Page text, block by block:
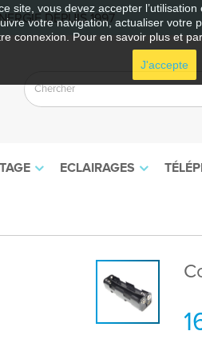
site, vous devez accepter
votre navigation, actualiser
connexion. Pour en savoir plus et
J'accepte
DEPUIS 1997
ECLAIRAGES